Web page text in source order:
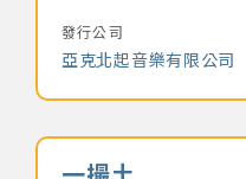
發行公司
亞克北起音樂有限公司
音樂名稱